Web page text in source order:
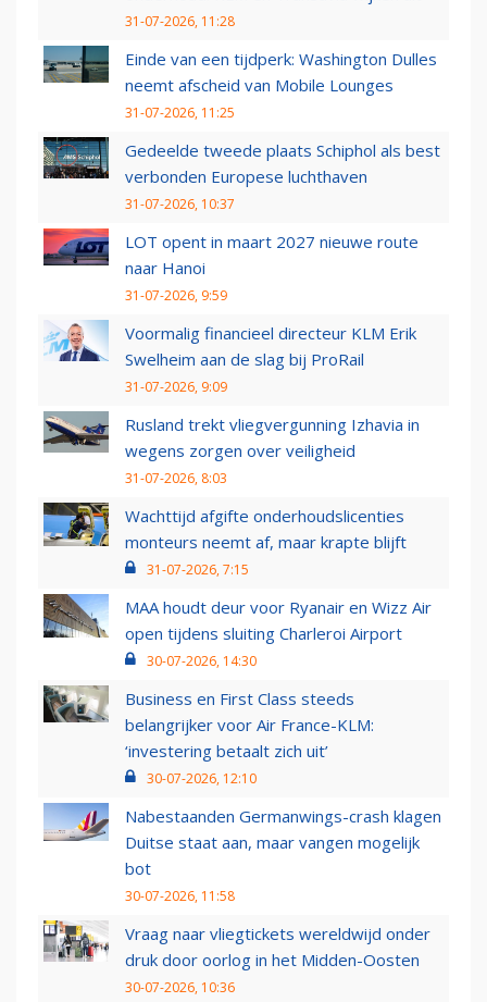
31-07-2026, 11:28
Einde van een tijdperk: Washington Dulles
neemt afscheid van Mobile Lounges
31-07-2026, 11:25
Gedeelde tweede plaats Schiphol als best
verbonden Europese luchthaven
31-07-2026, 10:37
LOT opent in maart 2027 nieuwe route
naar Hanoi
31-07-2026, 9:59
Voormalig financieel directeur KLM Erik
Swelheim aan de slag bij ProRail
31-07-2026, 9:09
Rusland trekt vliegvergunning Izhavia in
wegens zorgen over veiligheid
31-07-2026, 8:03
Wachttijd afgifte onderhoudslicenties
monteurs neemt af, maar krapte blijft
31-07-2026, 7:15
MAA houdt deur voor Ryanair en Wizz Air
open tijdens sluiting Charleroi Airport
30-07-2026, 14:30
Business en First Class steeds
belangrijker voor Air France-KLM:
‘investering betaalt zich uit’
30-07-2026, 12:10
Nabestaanden Germanwings-crash klagen
Duitse staat aan, maar vangen mogelijk
bot
30-07-2026, 11:58
Vraag naar vliegtickets wereldwijd onder
druk door oorlog in het Midden-Oosten
30-07-2026, 10:36